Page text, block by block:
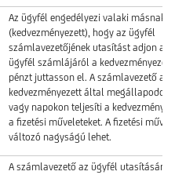
Az ügyfél engedélyezi valaki másnak
(kedvezményezett), hogy az ügyfél
számlavezetőjének utasítást adjon
ügyfél számlájáról a kedvezményezett
pénzt juttasson el. A számlavezető az
kedvezményezett által megállapodott
vagy napokon teljesíti a
a fizetési műveleteket. A fizetési
változó nagyságú lehet.
A számlavezető az ügyfél utasítására